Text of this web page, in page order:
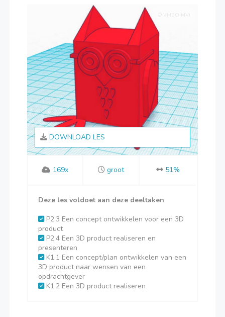
DOWNLOAD LES
169x groot 51%
Deze les voldoet aan deze deeltaken
P2.3 Een concept ontwikkelen voor een 3D
product
P2.4 Een 3D product realiseren en
presenteren
K1.1 Een concept/plan ontwikkelen van een
3D product naar wensen van een
opdrachtgever
K1.2 Een 3D product realiseren